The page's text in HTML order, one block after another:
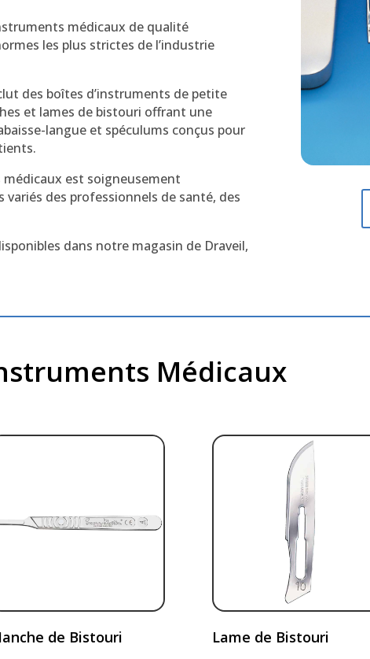
médicaux de qualité
les plus strictes de l’industrie
des boîtes d’instruments de petite
et lames de bistouri offrant une
langue et spéculums conçus pour
est soigneusement
variés des professionnels de santé, des
dans notre magasin de Draveil,
Médicaux
de Bistouri Lame de Bistouri